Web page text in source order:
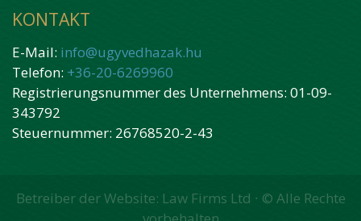
KONTAKT
E-Mail: info@ugyvedhazak.hu
Telefon: +36-20-6269960
Registrierungsnummer des Unternehmens: 01-09-
343792
Steuernummer: 26768520-2-43
Betreiber der Website: Law Firms Ltd ∙ © Alle Rechte